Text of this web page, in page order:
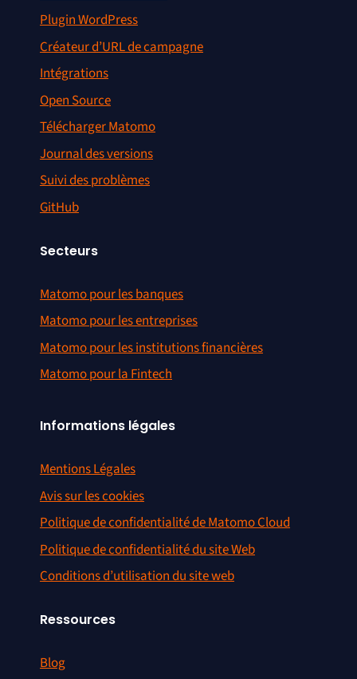
Plugin WordPress
Créateur d’URL de campagne
Intégrations
Open Source
Télécharger Matomo
Journal des versions
Suivi des problèmes
GitHub
Secteurs
Matomo pour les banques
Matomo pour les entreprises
Matomo pour les institutions financières
Matomo pour la Fintech
Informations légales
Mentions Légales
Avis sur les cookies
Politique de confidentialité de Matomo Cloud
Politique de confidentialité du site Web
Conditions d’utilisation du site web
Ressources
Blog